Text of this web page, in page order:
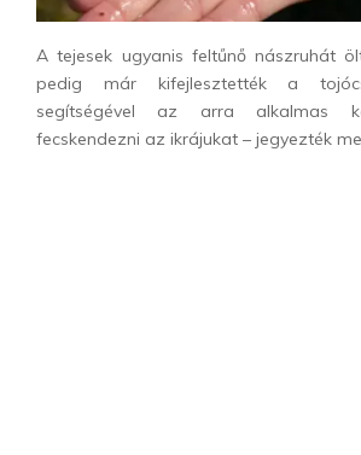
A tejesek ugyanis feltűnő nászruhát
pedig már kifejlesztették a
segítségével az arra alkalmas
fecskendezni az ikrájukat – jegyezték